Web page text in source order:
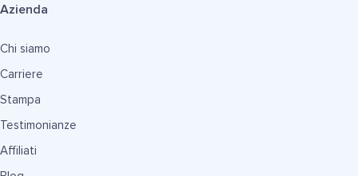
Azienda
Chi siamo
Carriere
Stampa
Testimonianze
Affiliati